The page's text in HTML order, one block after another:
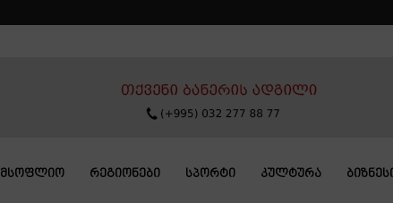
ᲛᲡᲝᲤᲚᲘᲝ ᲠᲔᲒᲘᲝᲜᲔᲑᲘ ᲡᲞᲝᲠᲢᲘ ᲙᲣᲚᲢᲣᲠᲐ